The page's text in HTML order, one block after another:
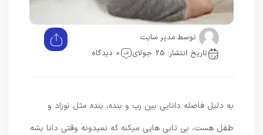
توسط:مدیر سایت
تاریخ انتشار: 25 جولای
0 دیدگاه
به دلیل فاصله دانایی بین رب و بنده، بنده مثل نوزاد و
طفل هست، بی تابی هایی میکنه که نمیدونه وقتی دانا بشه